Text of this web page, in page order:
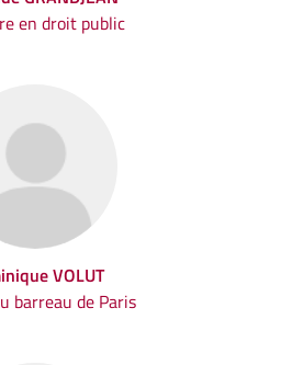
en droit public
VOLUT
barreau de Paris